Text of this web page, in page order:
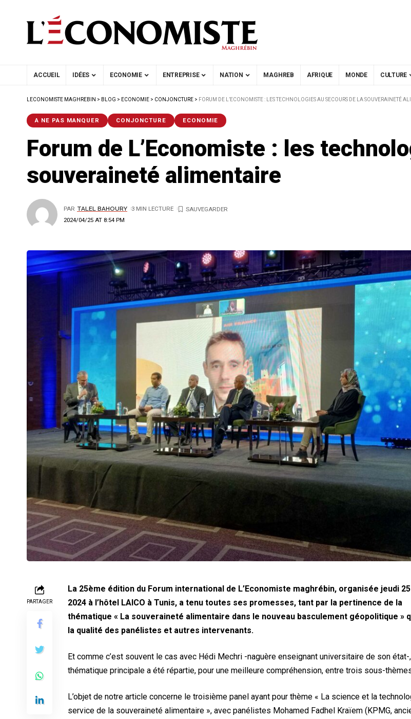
ACCUEIL IDÉES ECONOMIE ENTREPRISE NATION MAGHREB AFRIQUE MONDE CULTURE
LECONOMISTE MAGHREBIN > BLOG > ECONOMIE > CONJONCTURE > FORUM DE L’ECONOMISTE : LES TECHNOLOGIES AU SECOURS DE LA SOUVERAINETÉ
A NE PAS MANQUER CONJONCTURE ECONOMIE
Forum de L’Economiste : les
souveraineté alimentaire
2024/04/25 AT 8:54 PM
PAR TALEL BAHOURY 3 MIN LECTURE
PARTAGER
La 25ème édition du Forum international de L’Economiste maghrébin, organisée jeudi
2024 à l’hôtel LAICO à Tunis, a tenu toutes ses promesses, tant par la pertinence de la
thématique « La souveraineté alimentaire dans le nouveau basculement géopolitique »
la qualité des panélistes et autres intervenants.
Et comme c’est souvent le cas avec Hédi Mechri -naguère enseignant universitaire de son état-
thématique principale a été répartie, pour une meilleure compréhension, entre trois sous-
L’objet de notre article concerne le troisième panel ayant pour thème « La science et la
service de la souveraineté alimentaire », avec panélistes Mohamed Fadhel Kraïem (KPMG,